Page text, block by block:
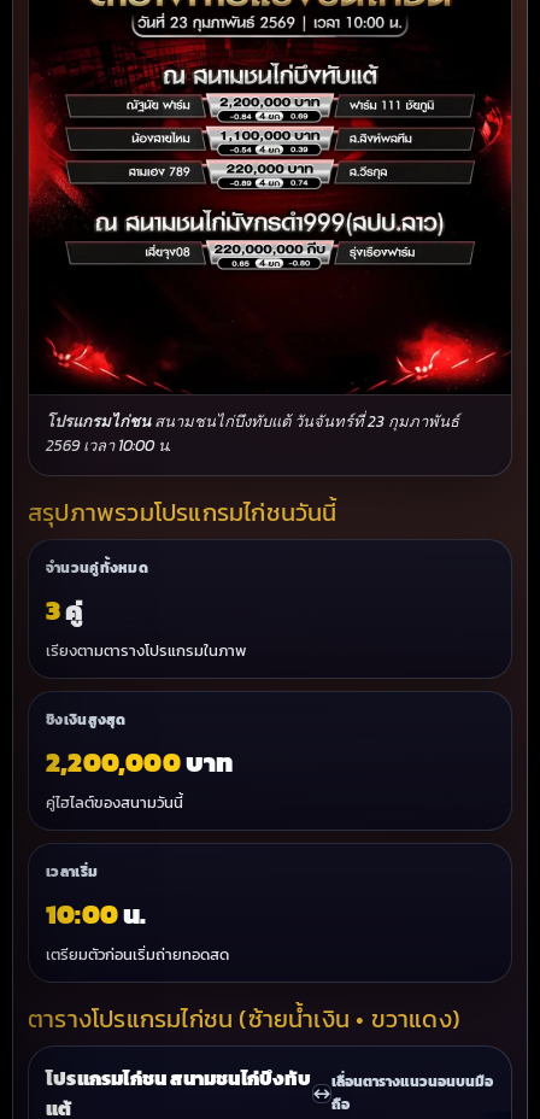
โปรแกรมไก่ชนสนามชนไก่บึงทับแต้ วันจันทร์ที่ 23 กุมภาพันธ์
2569 เวลา 10:00 น.
สรุปภาพรวมโปรแกรมไก่ชนวันนี้
จำนวนคู่ทั้งหมด
3คู่
เรียงตามตารางโปรแกรมในภาพ
ชิงเงินสูงสุด
2,200,000บาท
คู่ไฮไลต์ของสนามวันนี้
เวลาเริ่ม
10:00น.
เตรียมตัวก่อนเริ่มถ่ายทอดสด
ตารางโปรแกรมไก่ชน (ซ้ายน้ำเงิน • ขวาแดง)
โปรแกรมไก่ชน สนามชนไก่บึงทับ
แต้
↔
เลื่อนตารางแนวนอนบนมือ
ถือ